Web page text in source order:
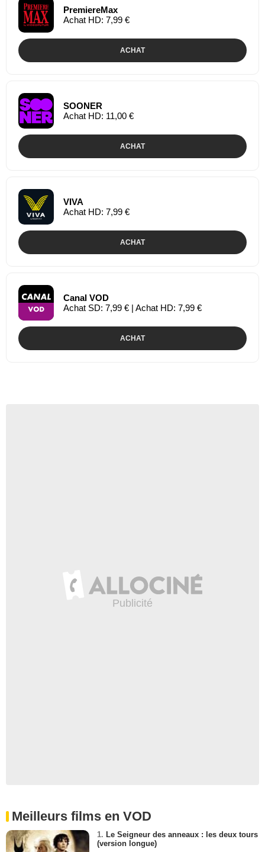
PremiereMax
Achat HD: 7,99 €
ACHAT
SOONER
Achat HD: 11,00 €
ACHAT
VIVA
Achat HD: 7,99 €
ACHAT
Canal VOD
Achat SD: 7,99 € | Achat HD: 7,99 €
ACHAT
Meilleurs films en VOD
1. Le Seigneur des anneaux : les deux tours
(version longue)